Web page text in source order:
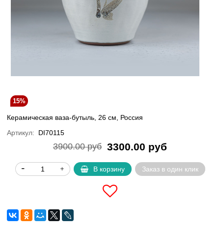
15%
Керамическая ваза-бутыль, 26 см, Россия
Артикул:
DI70115
3900.00 руб 3300.00 руб
В корзину Заказ в один клик